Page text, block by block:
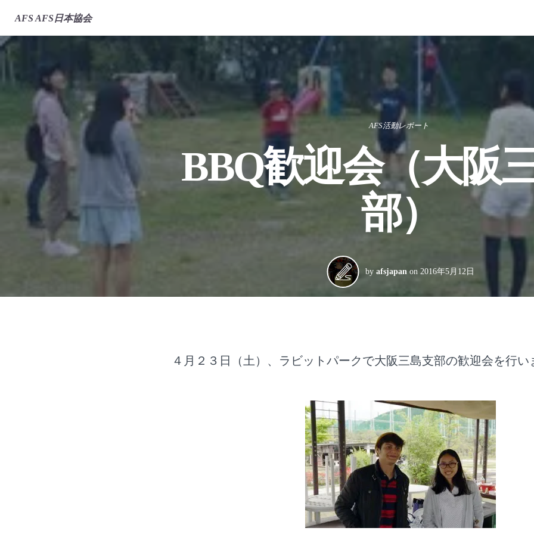
AFS AFS日本協会
AFS活動レポート
BBQ歓迎会（大阪
部）
by afsjapan on 2016年5月12日
４月２３日（土）、ラビットパークで大阪三島支部の歓迎会を行い